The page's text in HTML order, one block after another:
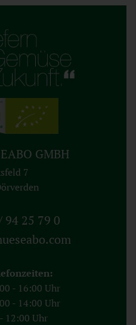
GMBH
7
94 25 79 0
- 16:00 Uhr
- 14:00 Uhr
12:00 Uhr